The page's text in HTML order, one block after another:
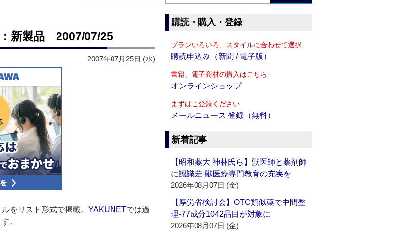
新製品 2007/07/25
2007年07月25日 (水)
をリスト形式で掲載。 YAKUNETでは過
。
購読・購入・登録
プランいろいろ、スタイルに合わせて選択
購読申込み（新聞 / 電子版）
書籍、電子商材の購入はこちら
オンラインショップ
まずはご登録ください
メールニュース 登録（無料）
新着記事
【昭和薬大 神林氏ら】獣医師と薬剤師
に認識差‐獣医療専門教育の充実を
2026年08月07日 (金)
【厚労省検討会】OTC類似薬で中間整
理‐77成分1042品目が対象に
2026年08月07日 (金)